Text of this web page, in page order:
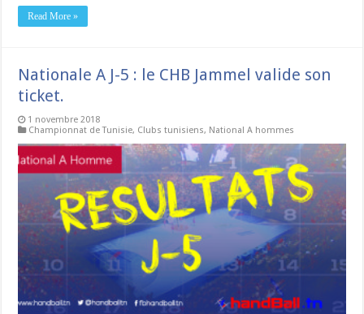
Read More »
Nationale A J-5 : le CHB Jammel valide son
ticket.
1 novembre 2018
Championnat de Tunisie, Clubs tunisiens, National A hommes